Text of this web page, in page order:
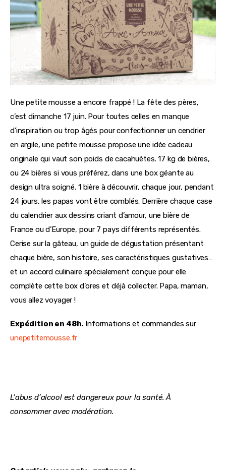
Une petite mousse a encore frappé ! La fête des pères,
c’est dimanche 17 juin. Pour toutes celles en manque
d’inspiration ou trop âgés pour confectionner un cendrier
en argile, une petite mousse propose une idée cadeau
originale qui vaut son poids de cacahuètes. 17 kg de bières,
ou 24 bières si vous préférez, dans une box géante au
design ultra soigné. 1 bière à découvrir, chaque jour, pendant
24 jours, les papas vont être comblés. Derrière chaque case
du calendrier aux dessins criant d’amour, une bière de
France ou d’Europe, pour 7 pays différents représentés.
Cerise sur la gâteau, un guide de dégustation présentant
chaque bière, son histoire, ses caractéristiques gustatives…
et un accord culinaire spécialement conçue pour elle
complète cette box d’ores et déjà collecter. Papa, maman,
vous allez voyager !
Expédition en 48h. Informations et commandes sur
unepetitemousse.fr
L’abus d’alcool est dangereux pour la santé. À
consommer avec modération.